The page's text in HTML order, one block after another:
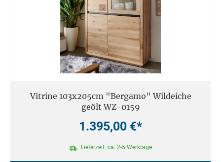
Vitrine 103x205cm "Bergamo" Wildeiche
geölt WZ-0159
1.395,00 €*
Lieferzeit: ca. 2-5 Werktage